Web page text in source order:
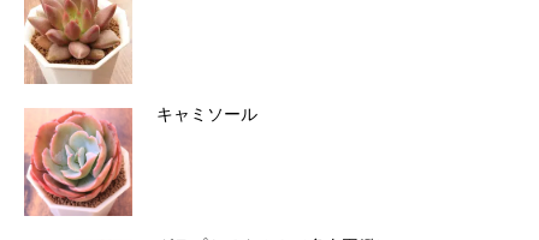
キャミソール